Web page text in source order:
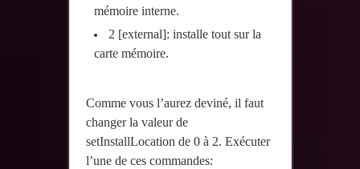
mémoire interne.
2 [external]: installe tout sur la
carte mémoire.
Comme vous l’aurez deviné, il faut
changer la valeur de
setInstallLocation de 0 à 2. Exécuter
l’une de ces commandes: